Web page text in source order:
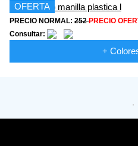
OFERTA
PRECIO NORMAL: 252PRECIO
Consultar:
+